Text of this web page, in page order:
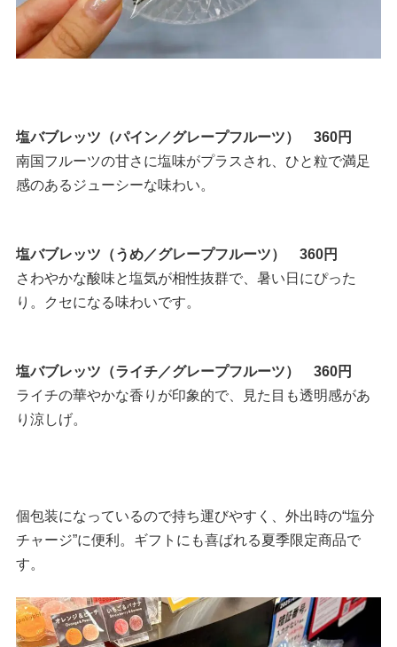
塩バブレッツ（パイン／グレープフルーツ） 360円
南国フルーツの甘さに塩味がプラスされ、ひと粒で満足
感のあるジューシーな味わい。
塩バブレッツ（うめ／グレープフルーツ） 360円
さわやかな酸味と塩気が相性抜群で、暑い日にぴった
り。クセになる味わいです。
塩バブレッツ（ライチ／グレープフルーツ） 360円
ライチの華やかな香りが印象的で、見た目も透明感があ
り涼しげ。
個包装になっているので持ち運びやすく、外出時の“塩分
チャージ”に便利。ギフトにも喜ばれる夏季限定商品で
す。